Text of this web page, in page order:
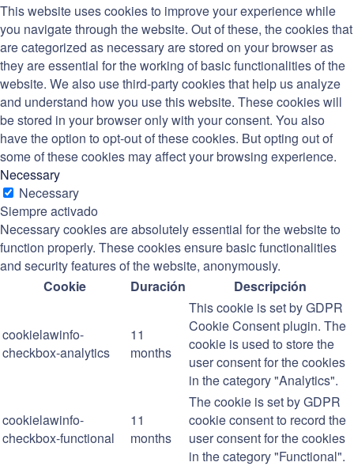
This website uses cookies to improve your experience while
you navigate through the website. Out of these, the cookies that
are categorized as necessary are stored on your browser as
they are essential for the working of basic functionalities of the
website. We also use third-party cookies that help us analyze
and understand how you use this website. These cookies will
be stored in your browser only with your consent. You also
have the option to opt-out of these cookies. But opting out of
some of these cookies may affect your browsing experience.
Necessary
Necessary
Siempre activado
Necessary cookies are absolutely essential for the website to
function properly. These cookies ensure basic functionalities
and security features of the website, anonymously.
Cookie
Duración Descripción
cookielawinfo-
checkbox-analytics
11
months
This cookie is set by GDPR
Cookie Consent plugin. The
cookie is used to store the
user consent for the cookies
in the category "Analytics".
cookielawinfo-
checkbox-functional
11
months
The cookie is set by GDPR
cookie consent to record the
user consent for the cookies
in the category "Functional".